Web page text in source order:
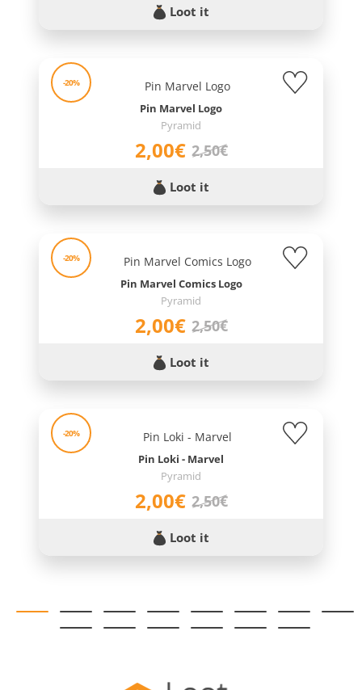
Loot it
-20%
Pin Marvel Logo
Pyramid
2,00€ 2,50€
Loot it
-20%
Pin Marvel Comics Logo
Pyramid
2,00€ 2,50€
Loot it
-20%
Pin Loki - Marvel
Pyramid
2,00€ 2,50€
Loot it